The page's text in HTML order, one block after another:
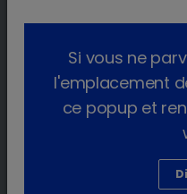
éthiques. En
gestion de la
porcs peuvent
tout en répondant
sociétales en
Si vous ne
l'emplacement
ce popup et